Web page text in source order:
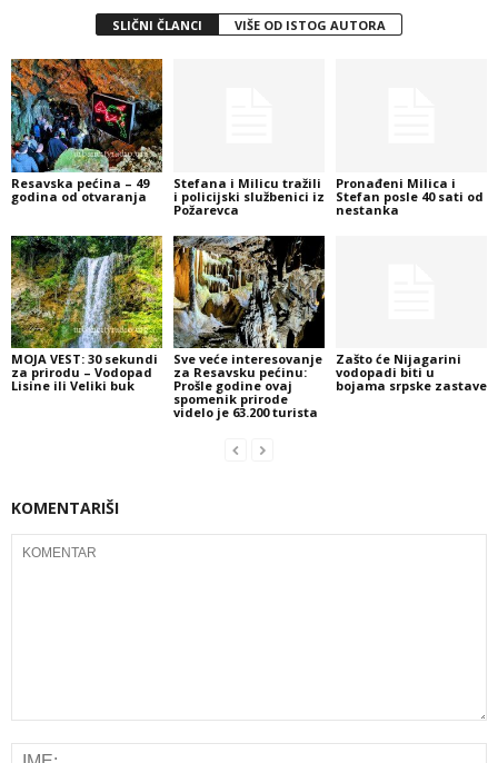
SLIČNI ČLANCI VIŠE OD ISTOG AUTORA
Resavska pećina – 49
godina od otvaranja
Stefana i Milicu tražili
i policijski službenici iz
Požarevca
Pronađeni Milica i
Stefan posle 40 sati od
nestanka
MOJA VEST: 30 sekundi
za prirodu – Vodopad
Lisine ili Veliki buk
Sve veće interesovanje
za Resavsku pećinu:
Prošle godine ovaj
spomenik prirode
videlo je 63.200 turista
Zašto će Nijagarini
vodopadi biti u
bojama srpske zastave
KOMENTARIŠI